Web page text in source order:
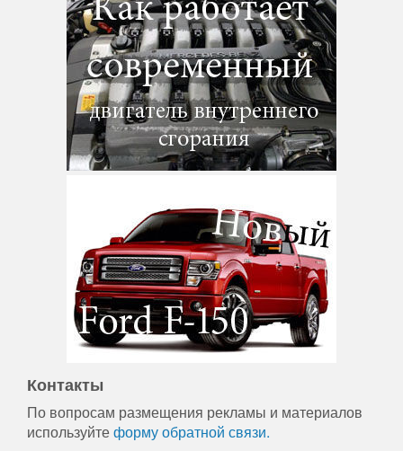
Контакты
По вопросам размещения рекламы и материалов
используйтеформу обратной связи.